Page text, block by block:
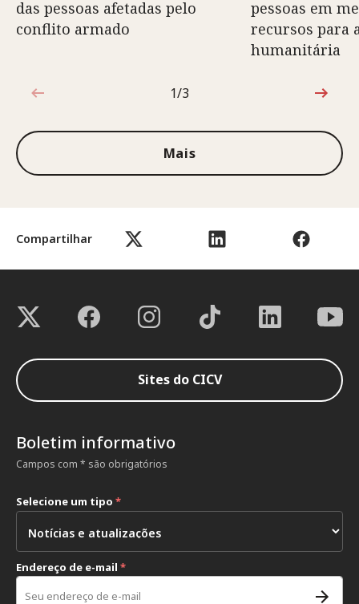
Compartilhar
das pessoas afetadas pelo
conflito armado
pessoas em
recursos para
humanitária
1 de 3
1/3
Mais
Sites do CICV
Boletim informativo
Campos com * são obrigatórios
Selecione um tipo *
Endereço de e-mail *